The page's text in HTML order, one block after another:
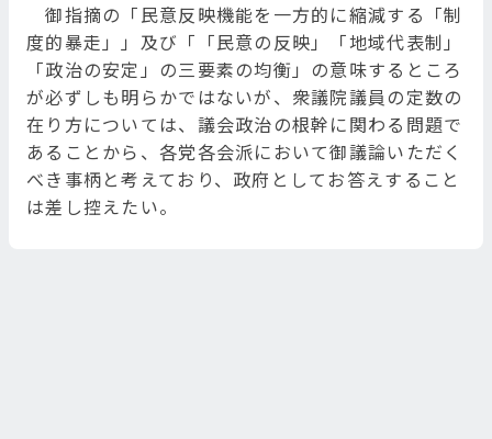
御指摘の「民意反映機能を一方的に縮減する「制
度的暴走」」及び「「民意の反映」「地域代表制」
「政治の安定」の三要素の均衡」の意味するところ
が必ずしも明らかではないが、衆議院議員の定数の
在り方については、議会政治の根幹に関わる問題で
あることから、各党各会派において御議論いただく
べき事柄と考えており、政府としてお答えすること
は差し控えたい。